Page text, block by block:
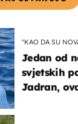
"KAO DA SU
Jedan od
svjetskih
Jadran,